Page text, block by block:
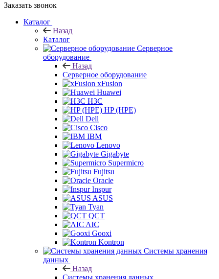
Заказать звонок
Каталог
Назад
Каталог
Серверное
оборудование
Назад
Серверное оборудование
xFusion
Huawei
H3C
HP (HPE)
Dell
Cisco
IBM
Lenovo
Gigabyte
Supermicro
Fujitsu
Oracle
Inspur
ASUS
Tyan
QCT
AIC
Gooxi
Kontron
Системы хранения
данных
Назад
Системы хранения данных